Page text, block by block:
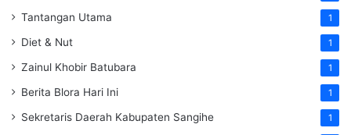
Tantangan Utama 1
Diet & Nut 1
Zainul Khobir Batubara 1
Berita Blora Hari Ini 1
Sekretaris Daerah Kabupaten Sangihe 1